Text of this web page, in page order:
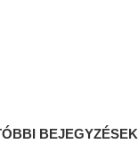
BEJEGYZÉSEK